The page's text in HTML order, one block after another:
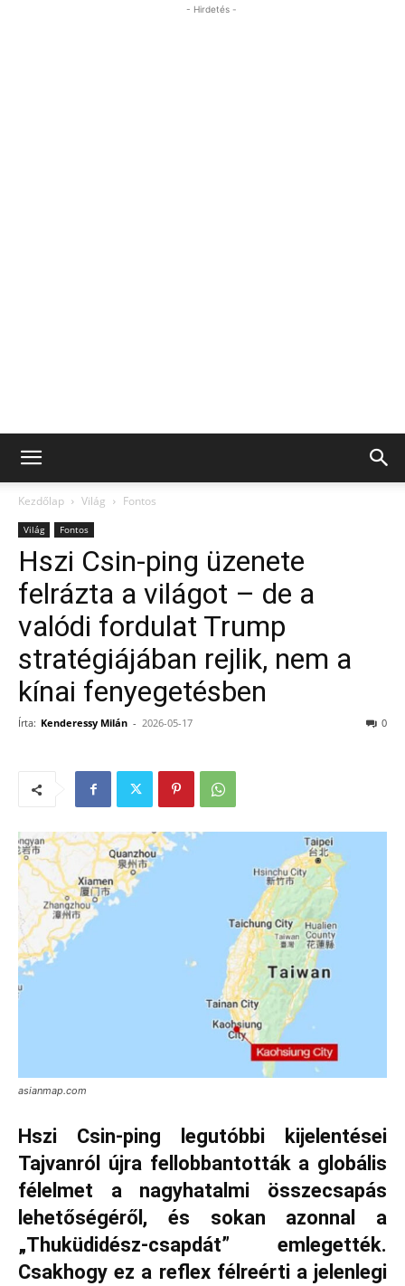
- Hirdetés -
Kezdőlap Világ Fontos
Világ Fontos
Hszi Csin-ping üzenete
felrázta a világot – de a
valódi fordulat Trump
stratégiájában rejlik, nem a
kínai fenyegetésben
Írta: Kenderessy Milán - 2026-05-17 0
asianmap.com
Hszi Csin-ping legutóbbi kijelentései
Tajvanról újra fellobbantották a globális
félelmet a nagyhatalmi összecsapás
lehetőségéről, és sokan azonnal a
„Thuküdidész-csapdát” emlegették.
Csakhogy ez a reflex félreérti a jelenlegi